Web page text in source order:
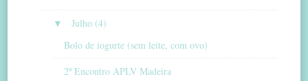
▼
Julho (4)
Bolo de iogurte (sem leite, com ovo)
2º Encontro APLV Madeira